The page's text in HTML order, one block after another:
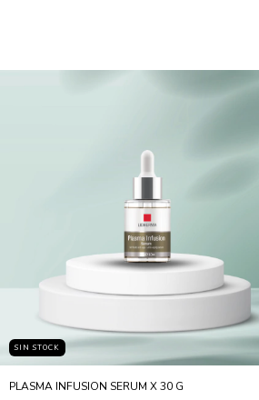
SIN STOCK
PLASMA INFUSION SERUM X 30 G